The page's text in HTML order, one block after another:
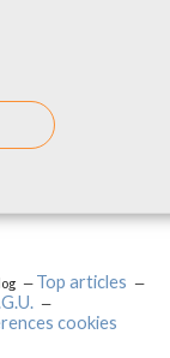
Top articles
cookies